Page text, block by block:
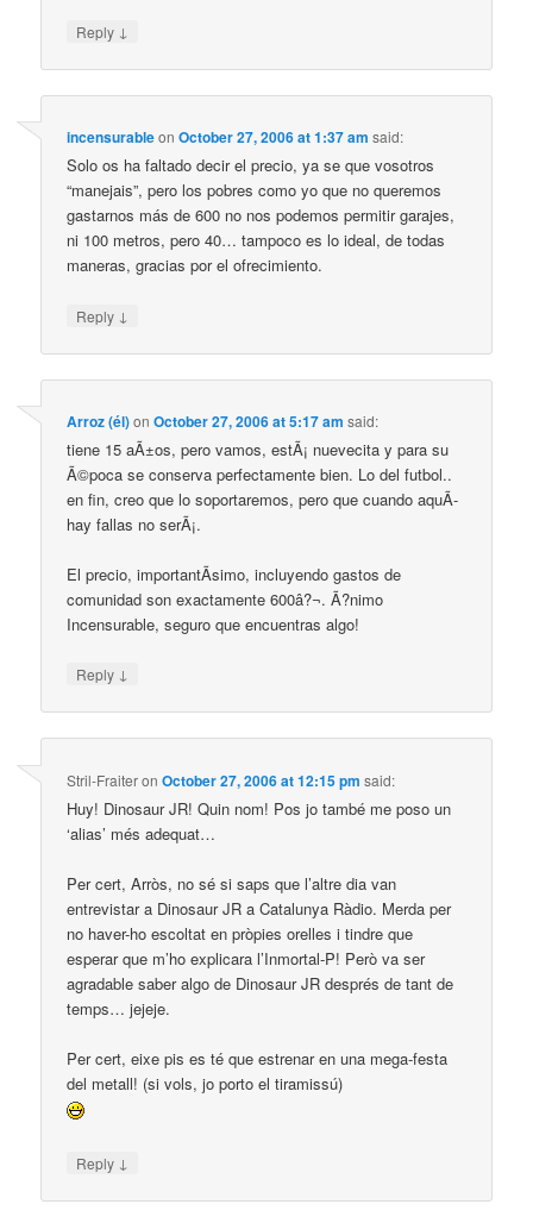
Reply ↓
incensurableonOctober 27, 2006 at 1:37 am said:
Solo os ha faltado decir el precio, ya se que vosotros
“manejais”, pero los pobres como yo que no queremos
gastarnos más de 600 no nos podemos permitir garajes,
ni 100 metros, pero 40… tampoco es lo ideal, de todas
maneras, gracias por el ofrecimiento.
Reply ↓
Arroz (él)onOctober 27, 2006 at 5:17 am said:
tiene 15 aÃ±os, pero vamos, estÃ¡ nuevecita y para su
Ã©poca se conserva perfectamente bien. Lo del futbol..
en fin, creo que lo soportaremos, pero que cuando aquÃ­
hay fallas no serÃ¡.
El precio, importantÃ­simo, incluyendo gastos de
comunidad son exactamente 600â?¬. Ã?nimo
Incensurable, seguro que encuentras algo!
Reply ↓
Stril-FraiteronOctober 27, 2006 at 12:15 pm said:
Huy! Dinosaur JR! Quin nom! Pos jo també me poso un
‘alias’ més adequat…
Per cert, Arròs, no sé si saps que l’altre dia van
entrevistar a Dinosaur JR a Catalunya Ràdio. Merda per
no haver-ho escoltat en pròpies orelles i tindre que
esperar que m’ho explicara l’Inmortal-P! Però va ser
agradable saber algo de Dinosaur JR després de tant de
temps… jejeje.
Per cert, eixe pis es té que estrenar en una mega-festa
del metall! (si vols, jo porto el tiramissú)
Reply ↓